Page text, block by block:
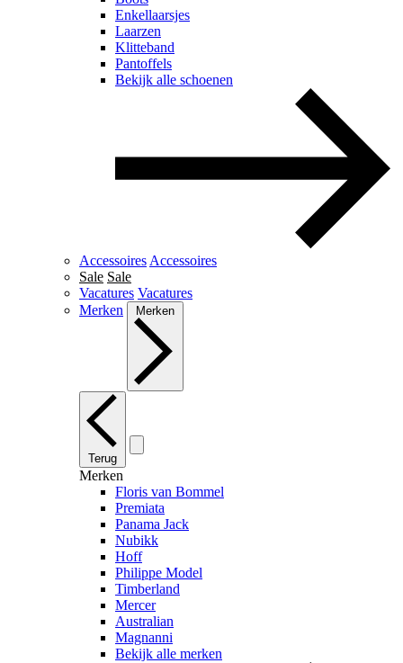
Enkellaarsjes
Laarzen
Klitteband
Pantoffels
Bekijk alle schoenen
Accessoires Accessoires
Sale Sale
Vacatures Vacatures
Merken
Merken
Terug
Merken
Floris van Bommel
Premiata
Panama Jack
Nubikk
Hoff
Philippe Model
Timberland
Mercer
Australian
Magnanni
Bekijk alle merken